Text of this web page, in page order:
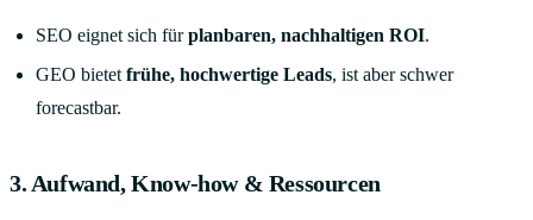
SEO eignet sich fürplanbaren, nachhaltigen ROI.
GEO bietetfrühe, hochwertige Leads, ist aber schwer
forecastbar.
3. Aufwand, Know-how & Ressourcen